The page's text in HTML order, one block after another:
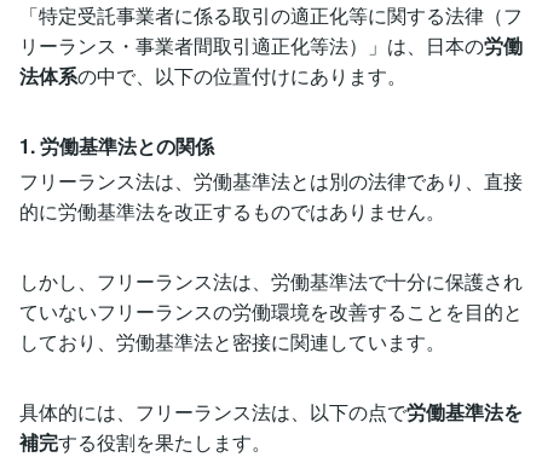
「特定受託事業者に係る取引の適正化等に関する法律（フ
リーランス・事業者間取引適正化等法）」は、日本の労働
法体系の中で、以下の位置付けにあります。
1. 労働基準法との関係
フリーランス法は、労働基準法とは別の法律であり、直接
的に労働基準法を改正するものではありません。
しかし、フリーランス法は、労働基準法で十分に保護され
ていないフリーランスの労働環境を改善することを目的と
しており、労働基準法と密接に関連しています。
具体的には、フリーランス法は、以下の点で労働基準法を
補完する役割を果たします。